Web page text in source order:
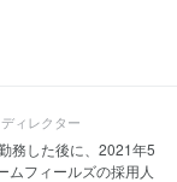
ィレクター
務した後に、2021年5
ムフィールズの採用人